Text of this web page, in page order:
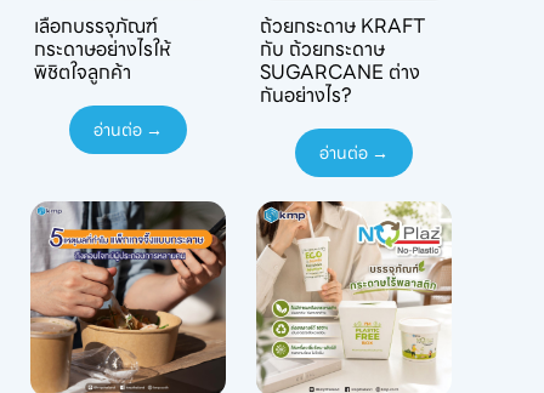
เลือกบรรจุภัณฑ์
กระดาษอย่างไรให้
พิชิตใจลูกค้า
อ่านต่อ →
ถ้วยกระดาษ KRAFT
กับ ถ้วยกระดาษ
SUGARCANE ต่าง
กันอย่างไร?
อ่านต่อ →